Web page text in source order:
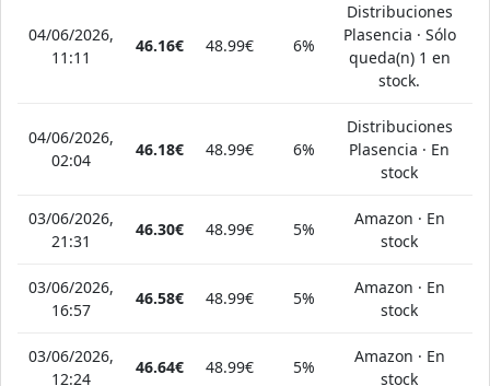
04/06/2026,
11:11
46.16€ 48.99€ 6%
Distribuciones
Plasencia · Sólo
queda(n) 1 en
stock.
04/06/2026,
02:04
46.18€ 48.99€ 6%
Distribuciones
Plasencia · En
stock
03/06/2026,
21:31
46.30€ 48.99€ 5%
Amazon · En
stock
03/06/2026,
16:57
46.58€ 48.99€ 5%
Amazon · En
stock
03/06/2026,
12:24
46.64€ 48.99€ 5%
Amazon · En
stock